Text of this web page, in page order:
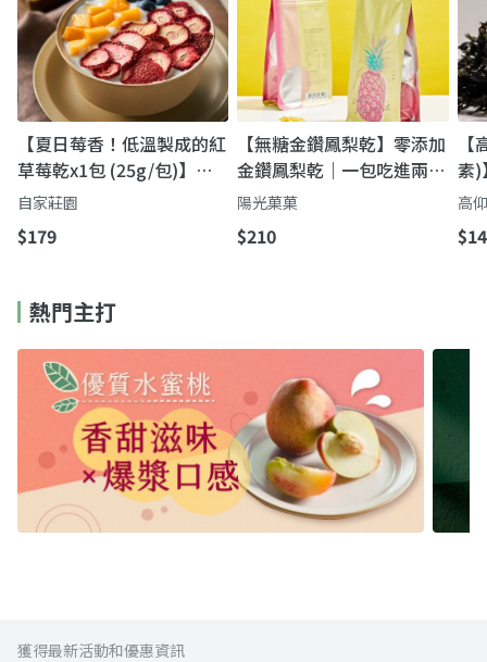
【夏日莓香！低溫製成的紅
草莓乾x1包 (25g/包)】果
乾低溫烘乾 原汁原味 隨身
的小點心
自家莊園
$179
【無糖金鑽鳳梨乾】零添加
金鑽鳳梨乾｜一包吃進兩顆
鳳梨的陽光香甜
陽光菓菓
$210
素)
油
高
熱門主打
獲得最新活動和優惠資訊